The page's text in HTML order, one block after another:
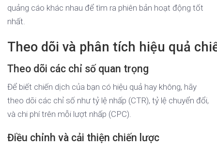
quảng cáo khác nhau để tìm ra phiên bản hoạt động tốt
nhất.
Theo dõi và phân tích hiệu quả
Theo dõi các chỉ số quan trọng
Để biết chiến dịch của bạn có hiệu quả hay không, hãy
theo dõi các chỉ số như tỷ lệ nhấp (CTR), tỷ lệ chuyển đổi,
và chi phí trên mỗi lượt nhấp (CPC).
Điều chỉnh và cải thiện chiến lược